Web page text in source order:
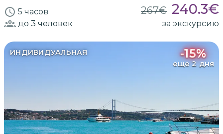
5 часов 267€ 240.3€
до 3 человек за экскурсию
ИНДИВИДУАЛЬНАЯ -15%
еще 2 дня